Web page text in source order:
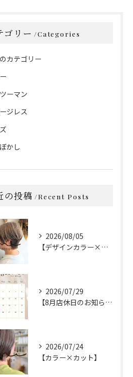
ゴリー Categories
カテゴリー
ーマン
ジレス
かし
の投稿 Recent Posts
2026/08/05
【デザインカラー×カット】
2026/07/29
【8月店休日のお知らせ】
2026/07/24
【カラー×カット】